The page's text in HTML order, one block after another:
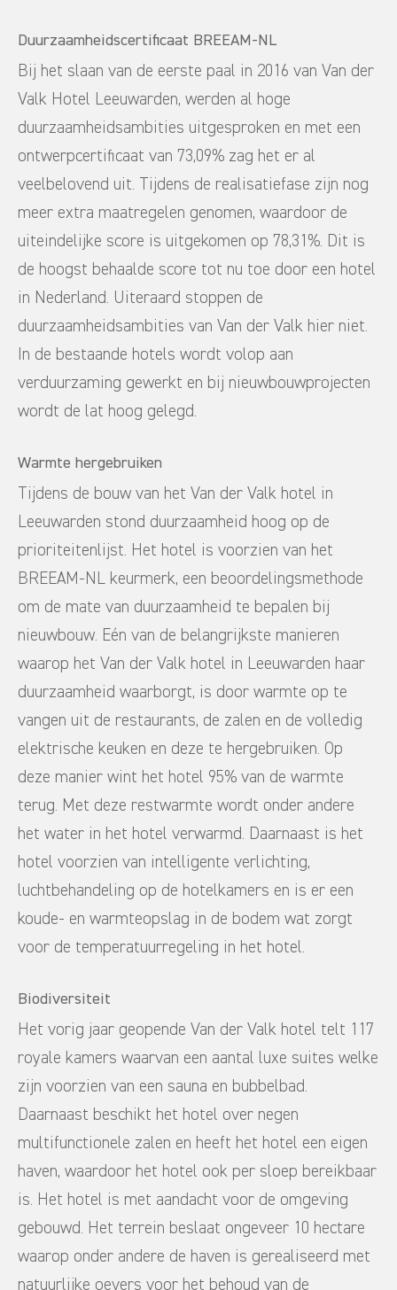
Duurzaamheidscertificaat BREEAM-NL
Bij het slaan van de eerste paal in 2016 van Van der
Valk Hotel Leeuwarden, werden al hoge
duurzaamheidsambities uitgesproken en met een
ontwerpcertificaat van 73,09% zag het er al
veelbelovend uit. Tijdens de realisatiefase zijn nog
meer extra maatregelen genomen, waardoor de
uiteindelijke score is uitgekomen op 78,31%. Dit is
de hoogst behaalde score tot nu toe door een hotel
in Nederland. Uiteraard stoppen de
duurzaamheidsambities van Van der Valk hier niet.
In de bestaande hotels wordt volop aan
verduurzaming gewerkt en bij nieuwbouwprojecten
wordt de lat hoog gelegd.
Warmte hergebruiken
Tijdens de bouw van het Van der Valk hotel in
Leeuwarden stond duurzaamheid hoog op de
prioriteitenlijst. Het hotel is voorzien van het
BREEAM-NL keurmerk, een beoordelingsmethode
om de mate van duurzaamheid te bepalen bij
nieuwbouw. Eén van de belangrijkste manieren
waarop het Van der Valk hotel in Leeuwarden haar
duurzaamheid waarborgt, is door warmte op te
vangen uit de restaurants, de zalen en de volledig
elektrische keuken en deze te hergebruiken. Op
deze manier wint het hotel 95% van de warmte
terug. Met deze restwarmte wordt onder andere
het water in het hotel verwarmd. Daarnaast is het
hotel voorzien van intelligente verlichting,
luchtbehandeling op de hotelkamers en is er een
koude- en warmteopslag in de bodem wat zorgt
voor de temperatuurregeling in het hotel.
Biodiversiteit
Het vorig jaar geopende Van der Valk hotel telt 117
royale kamers waarvan een aantal luxe suites welke
zijn voorzien van een sauna en bubbelbad.
Daarnaast beschikt het hotel over negen
multifunctionele zalen en heeft het hotel een eigen
haven, waardoor het hotel ook per sloep bereikbaar
is. Het hotel is met aandacht voor de omgeving
gebouwd. Het terrein beslaat ongeveer 10 hectare
waarop onder andere de haven is gerealiseerd met
natuurlijke oevers voor het behoud van de